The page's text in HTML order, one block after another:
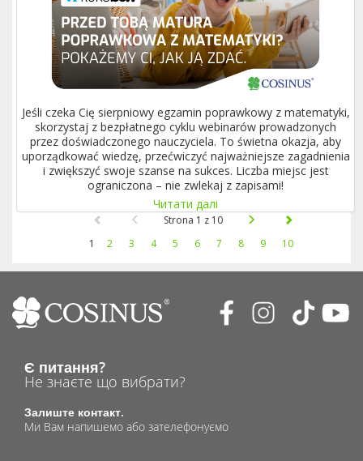
Jeśli czeka Cię sierpniowy egzamin poprawkowy z matematyki,
skorzystaj z bezpłatnego cyklu webinarów prowadzonych
przez doświadczonego nauczyciela. To świetna okazja, aby
uporządkować wiedzę, przećwiczyć najważniejsze zagadnienia
i zwiększyć swoje szanse na sukces. Liczba miejsc jest
ograniczona – nie zwlekaj z zapisami!
Читати далі
Strona 1 z 10
1
2 3 4 5 6 7 8 9 10
Є питання?
Не знаєте що вибрати?
Залиште контакт.
Ми Вам напишемо або зателефонуємо